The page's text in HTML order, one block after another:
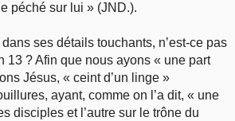
péché sur lui » (JND.).
ses détails touchants, n’est-ce pas
13 ? Afin que nous ayons « une part
Jésus, « ceint d’un linge »
ayant, comme on l’a dit, « une
disciples et l’autre sur le trône du